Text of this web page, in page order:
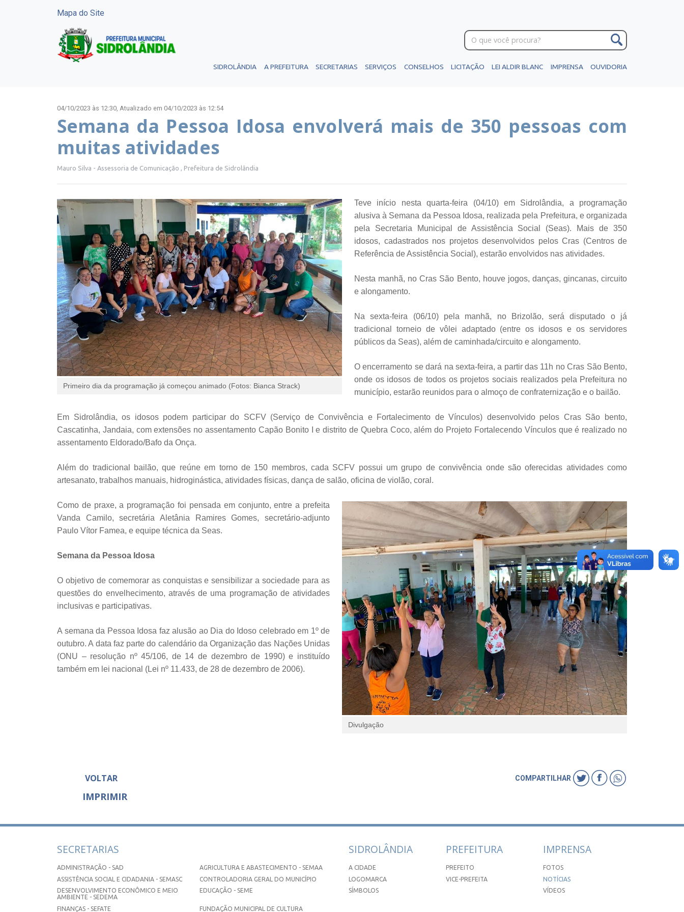
Mapa do Site
SIDROLÂNDIA A PREFEITURA SECRETARIAS SERVIÇOS CONSELHOS LICITAÇÃO LEI ALDIR BLANC IMPRENSA OUVIDORIA
04/10/2023 às 12:30, Atualizado em 04/10/2023 às 12:54
Semana da Pessoa Idosa envolverá mais de 350 pessoas com
muitas atividades
Mauro Silva - Assessoria de Comunicação , Prefeitura de Sidrolândia
Primeiro dia da programação já começou animado (Fotos: Bianca Strack)
Teve início nesta quarta-feira (04/10) em Sidrolândia, a programação
alusiva à Semana da Pessoa Idosa, realizada pela Prefeitura, e organizada
pela Secretaria Municipal de Assistência Social (Seas). Mais de 350
idosos, cadastrados nos projetos desenvolvidos pelos Cras (Centros de
Referência de Assistência Social), estarão envolvidos nas atividades.
Nesta manhã, no Cras São Bento, houve jogos, danças, gincanas, circuito
e alongamento.
Na sexta-feira (06/10) pela manhã, no Brizolão, será disputado o já
tradicional torneio de vôlei adaptado (entre os idosos e os servidores
públicos da Seas), além de caminhada/circuito e alongamento.
O encerramento se dará na sexta-feira, a partir das 11h no Cras São Bento,
onde os idosos de todos os projetos sociais realizados pela Prefeitura no
município, estarão reunidos para o almoço de confraternização e o bailão.
Em Sidrolândia, os idosos podem participar do SCFV (Serviço de Convivência e Fortalecimento de Vínculos) desenvolvido pelos Cras São bento,
Cascatinha, Jandaia, com extensões no assentamento Capão Bonito I e distrito de Quebra Coco, além do Projeto Fortalecendo Vínculos que é realizado no
assentamento Eldorado/Bafo da Onça.
Além do tradicional bailão, que reúne em torno de 150 membros, cada SCFV possui um grupo de convivência onde são oferecidas atividades como
artesanato, trabalhos manuais, hidroginástica, atividades físicas, dança de salão, oficina de violão, coral.
Divulgação
Como de praxe, a programação foi pensada em conjunto, entre a prefeita
Vanda Camilo, secretária Aletânia Ramires Gomes, secretário-adjunto
Paulo Vítor Famea, e equipe técnica da Seas.
Semana da Pessoa Idosa
O objetivo de comemorar as conquistas e sensibilizar a sociedade para as
questões do envelhecimento, através de uma programação de atividades
inclusivas e participativas.
A semana da Pessoa Idosa faz alusão ao Dia do Idoso celebrado em 1º de
outubro. A data faz parte do calendário da Organização das Nações Unidas
(ONU – resolução nº 45/106, de 14 de dezembro de 1990) e instituído
também em lei nacional (Lei nº 11.433, de 28 de dezembro de 2006).
VOLTAR
IMPRIMIR
COMPARTILHAR
SECRETARIAS
ADMINISTRAÇÃO - SAD
AGRICULTURA E ABASTECIMENTO - SEMAA
ASSISTÊNCIA SOCIAL E CIDADANIA - SEMASC
CONTROLADORIA GERAL DO MUNICÍPIO
DESENVOLVIMENTO ECONÔMICO E MEIO
AMBIENTE - SEDEMA
EDUCAÇÃO - SEME
FINANÇAS - SEFATE FUNDAÇÃO MUNICIPAL DE CULTURA
SIDROLÂNDIA
A CIDADE
LOGOMARCA
SÍMBOLOS
PREFEITURA
PREFEITO
VICE-PREFEITA
IMPRENSA
FOTOS
NOTÍCIAS
VÍDEOS